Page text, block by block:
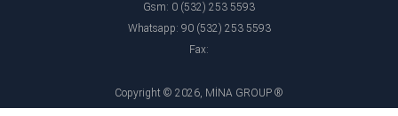
Gsm: 0 (532) 253 5593
Whatsapp: 90 (532) 253 5593
Fax:
Copyright © 2026, MİNA GROUP ®